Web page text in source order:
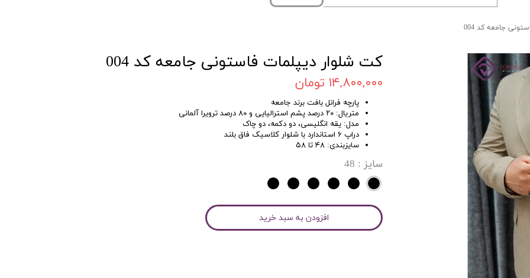
خروج از
حساب
جامعه کد 004
کت شلوار دیپلمات فاستونی جامعه کد 004
۱۴,۸۰۰,۰۰۰ تومان
پارچه فرانل بافت برند جامعه
متریال: ۲۰ درصد پشم استرالیایی و ۸۰ درصد ترویرا آلمانی
مدل: یقه انگلیسی، دو دکمه، دو چاک
دراپ ۶ استاندارد با شلوار کلاسیک فاق بلند
سایزبندی: ۴۸ تا ۵۸
سایز : 48
افزودن به سبد خرید